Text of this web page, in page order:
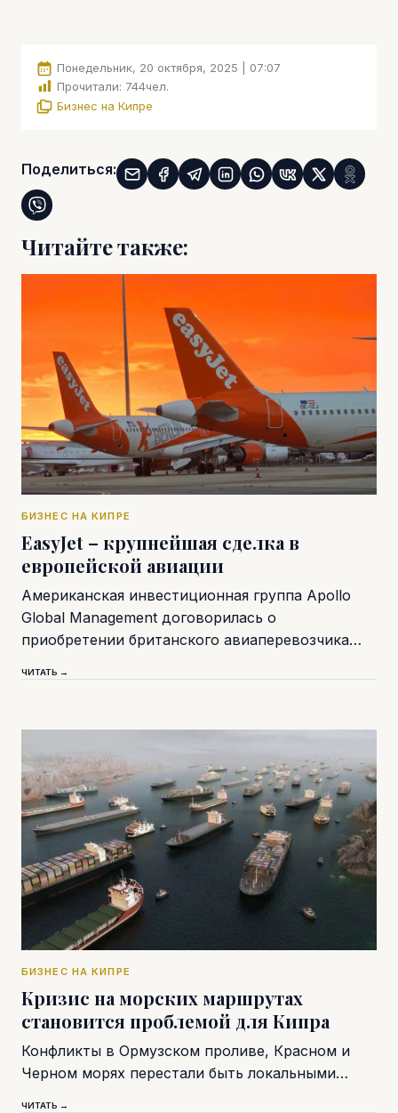
Понедельник, 20 октября, 2025 | 07:07
Прочитали: 744чел.
Бизнес на Кипре
Поделиться:
Читайте также:
БИЗНЕС НА КИПРЕ
EasyJet – крупнейшая сделка в
европейской авиации
Американская инвестиционная группа Apollo
Global Management договорилась о
приобретении британского авиаперевозчика…
ЧИТАТЬ →
БИЗНЕС НА КИПРЕ
Кризис на морских маршрутах
становится проблемой для Кипра
Конфликты в Ормузском проливе, Красном и
Черном морях перестали быть локальными…
ЧИТАТЬ →